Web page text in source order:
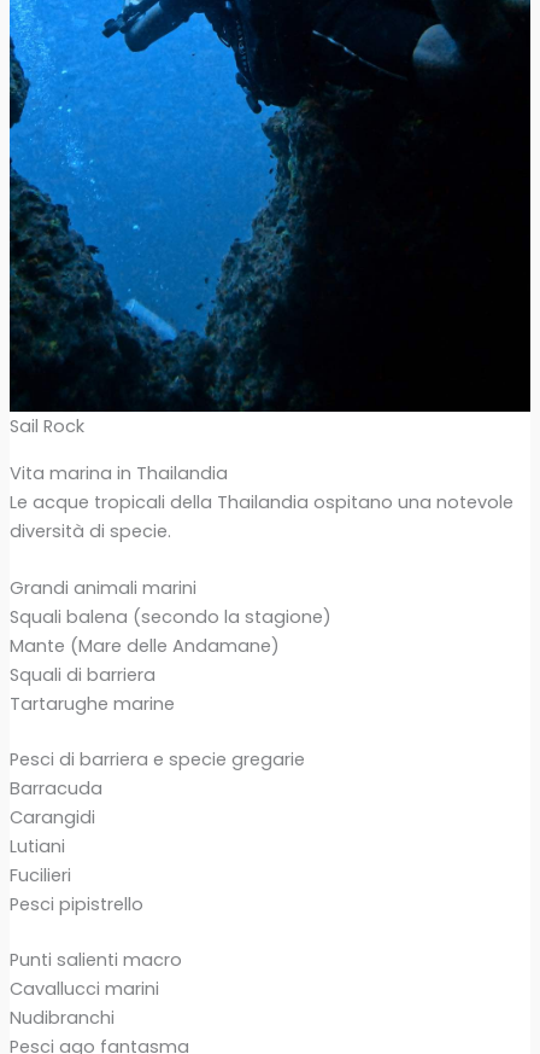
Sail Rock
Vita marina in Thailandia
Le acque tropicali della Thailandia ospitano una notevole
diversità di specie.
Grandi animali marini
Squali balena (secondo la stagione)
Mante (Mare delle Andamane)
Squali di barriera
Tartarughe marine
Pesci di barriera e specie gregarie
Barracuda
Carangidi
Lutiani
Fucilieri
Pesci pipistrello
Punti salienti macro
Cavallucci marini
Nudibranchi
Pesci ago fantasma